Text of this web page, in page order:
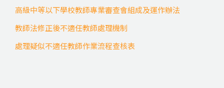
高級中等以下學校教師專業審查會組成及運作辦法
教師法修正後不適任教師處理機制
處理疑似不適任教師作業流程查核表